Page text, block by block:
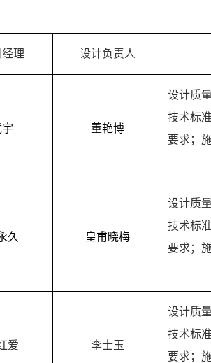
理 设计负责人
董艳博
设计质
技术标
要求；
久 皇甫晓梅
设计质
技术标
要求；
爱 李士玉
设计质
技术标
要求；